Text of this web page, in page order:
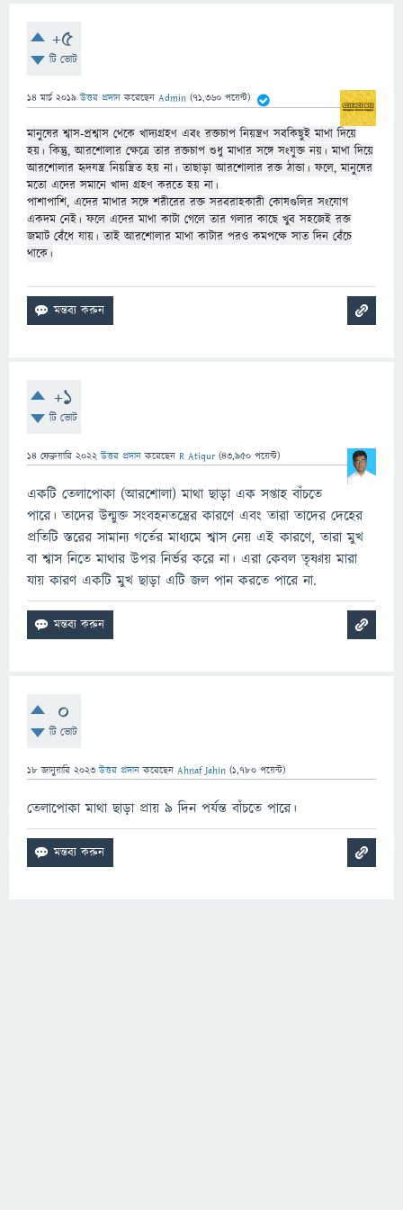
+5
টি ভোট
14 মার্চ 2019 উত্তর প্রদান করেছেন Admin (71,360 পয়েন্ট)
মানুষের শ্বাস-প্রশ্বাস থেকে খাদ্যগ্রহণ এবং রক্তচাপ নিয়ন্ত্রণ সবকিছুই মাথা দিয়ে
হয়। কিন্তু, আরশোলার ক্ষেত্রে তার রক্তচাপ শুধু মাথার সঙ্গে সংযুক্ত নয়। মাথা দিয়ে
আরশোলার হৃদযন্ত্র নিয়ন্ত্রিত হয় না। তাছাড়া আরশোলার রক্ত ঠান্ডা। ফলে, মানুষের
মতো এদের সমানে খাদ্য গ্রহণ করতে হয় না।
পাশাপাশি, এদের মাথার সঙ্গে শরীরের রক্ত সরবরাহকারী কোষগুলির সংযোগ
একদম নেই। ফলে এদের মাথা কাটা গেলে তার গলার কাছে খুব সহজেই রক্ত
জমাট বেঁধে যায়। তাই আরশোলার মাথা কাটার পরও কমপক্ষে সাত দিন বেঁচে
থাকে।
+1
টি ভোট
14 ফেব্রুয়ারি 2022 উত্তর প্রদান করেছেন R Atiqur (43,950 পয়েন্ট)
একটি তেলাপোকা (আরশোলা) মাথা ছাড়া এক সপ্তাহ বাঁচতে
পারে। তাদের উন্মুক্ত সংবহনতন্ত্রের কারণে এবং তারা তাদের দেহের
প্রতিটি স্তরের সামান্য গর্তের মাধ্যমে শ্বাস নেয় এই কারণে, তারা মুখ
বা শ্বাস নিতে মাথার উপর নির্ভর করে না। এরা কেবল তৃষ্ণায় মারা
যায় কারণ একটি মুখ ছাড়া এটি জল পান করতে পারে না.
0
টি ভোট
18 জানুয়ারি 2023 উত্তর প্রদান করেছেন Ahnaf Jahin (1,780 পয়েন্ট)
তেলাপোকা মাথা ছাড়া প্রায় ৯ দিন পর্যন্ত বাঁচতে পারে।